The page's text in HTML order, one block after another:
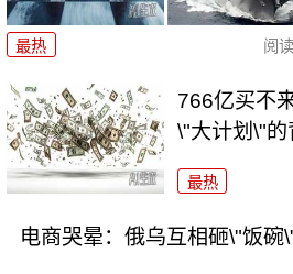
最热 阅读
766亿买不
\"大计划\"的
最热
电商哭晕：俄乌互相砸\"饭碗